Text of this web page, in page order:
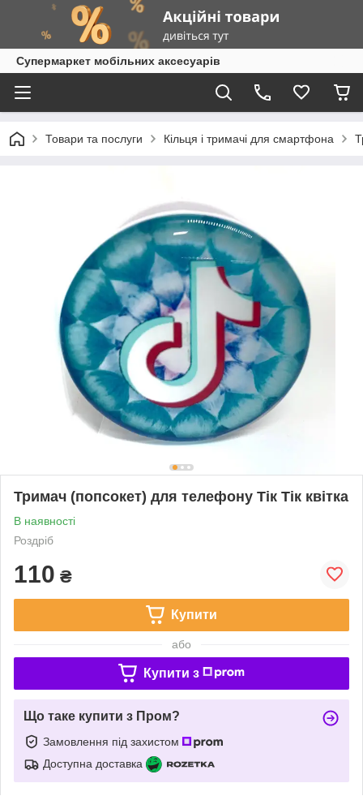
Супермаркет мобільних аксесуарів
Товари та послуги Кільця і тримачі для смартфона
Тримач (попсокет) для телефону Тік Тік квітка
В наявності
Роздріб
110 ₴
Купити
або
Купити з
Що таке купити з Пром?
Замовлення під захистом
Доступна доставка